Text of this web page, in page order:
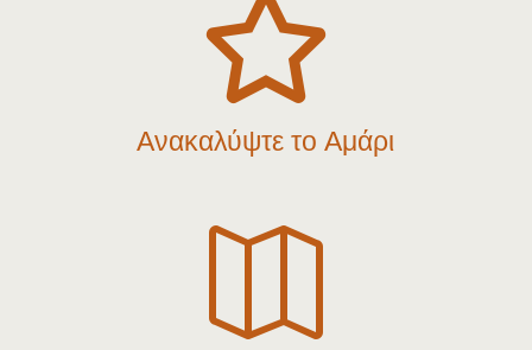

Ανακαλύψτε το Αμάρι
